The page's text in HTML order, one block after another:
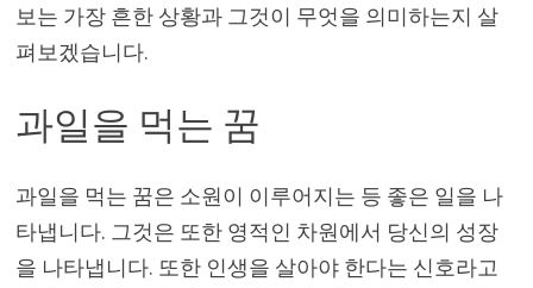
보는 가장 흔한 상황과 그것이 무엇을 의미하는지 살
펴보겠습니다.
과일을 먹는 꿈
과일을 먹는 꿈은 소원이 이루어지는 등 좋은 일을 나
타냅니다. 그것은 또한 영적인 차원에서 당신의 성장
을 나타냅니다. 또한 인생을 살아야 한다는 신호라고